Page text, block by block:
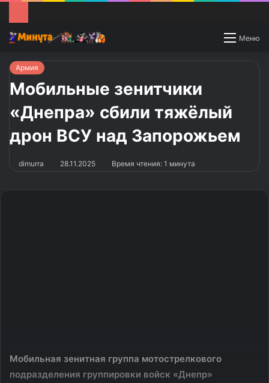
Меню
Switch
Армия
Мобильные зенитчики
«Днепра» сбили тяжёлый
дрон ВСУ над Запорожьем
dimurra 28.11.2025 Время чтения: 1 минута
Мобильная зенитная группа мотострелкового
подразделения группировки войск «Днепр»